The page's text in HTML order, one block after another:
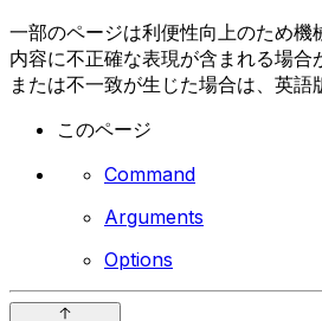
一部のページは利便性向上のため機
内容に不正確な表現が含まれる場合
または不一致が生じた場合は、英語
このページ
Command
Arguments
Options